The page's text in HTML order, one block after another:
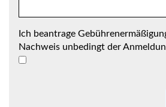
Ich beantrage
Nachweis unbedingt der